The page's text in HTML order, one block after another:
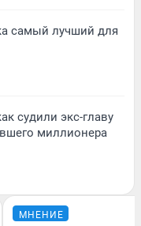
самый лучший для
судили экс-главу
миллионера
МНЕНИЕ